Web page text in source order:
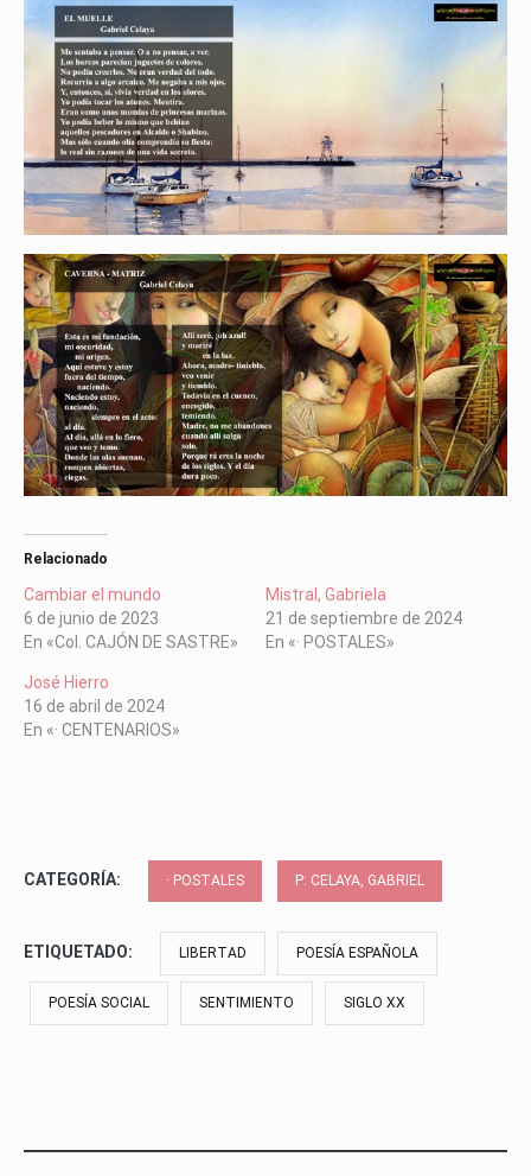
Relacionado
Cambiar el mundo
6 de junio de 2023
En «Col. CAJÓN DE SASTRE»
Mistral, Gabriela
21 de septiembre de 2024
En «· POSTALES»
José Hierro
16 de abril de 2024
En «· CENTENARIOS»
CATEGORÍA: · POSTALES P: CELAYA, GABRIEL
ETIQUETADO: LIBERTAD POESÍA ESPAÑOLA
POESÍA SOCIAL SENTIMIENTO SIGLO XX